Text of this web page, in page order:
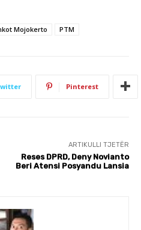
Mojokerto PTM
Pinterest
ARTIKULLI TJETËR
Reses DPRD, Deny Novianto
Beri Atensi Posyandu Lansia